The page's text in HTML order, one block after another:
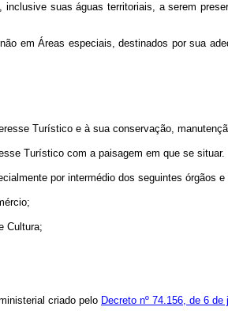
suas águas territoriais, a serem
em Áreas especiais, destinados por sua
Turístico e à sua conservação,
Turístico com a paisagem em que se situar.
por intermédio dos seguintes órgãos e
Cultura;
criado pelo Decreto nº 74.156, de 6 de